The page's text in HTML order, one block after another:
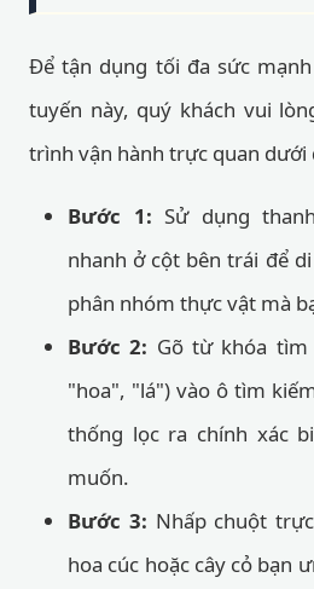
Để tận dụng tối đa sức
tuyến này, quý khách vui
trình vận hành trực quan dưới
Bước 1: Sử dụng
nhanh ở cột bên trái để
phân nhóm thực vật mà
Bước 2: Gõ từ khóa tìm
"hoa", "lá") vào ô tìm
thống lọc ra chính xác
muốn.
Bước 3: Nhấp chuột
hoa cúc hoặc cây cỏ bạn